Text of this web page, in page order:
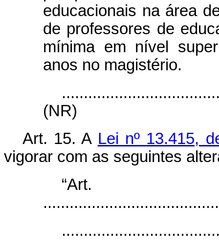
educacionais na área
de professores de
mínima em nível
anos no magistério.
(NR)
Art. 15. A Lei nº 13.415,
vigorar com as seguintes